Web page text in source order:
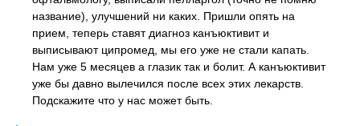
название), улучшений ни каких. Пришли опять на
прием, теперь ставят диагноз канъюктивит и
выписывают ципромед, мы его уже не стали капать.
Нам уже 5 месяцев а глазик так и болит. А канъюктивит
уже бы давно вылечился после всех этих лекарств.
Подскажите что у нас может быть.